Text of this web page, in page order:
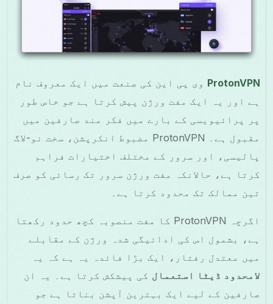
ProtonVPN وی پی این کی صنعت میں ایک معروف نام
ہے اور یہ ایک مفت ورژن پیش کرتا ہے جو خاص طور
پر پرائیویسی کے بارے میں فکر مند صارفین میں
مقبول ہے۔ ProtonVPN مضبوط انکرپشن، سخت نو-لاگ
پالیسی، اور سرور کے مختلف اختیارات فراہم
کرتا ہے، حالانکہ مفت ورژن سرور تک رسائی کو صرف
تین ممالک تک محدود کرتا ہے۔
اگرچہ ProtonVPN کا مفت منصوبہ کچھ حدود رکھتا
ہے، بشمول اس کی ادائیگی شدہ ورژن کے مقابلے
میں معتدل رفتار، ایک بڑا فائدہ یہ ہے کہ یہ
لامحدود ڈیٹا استعمال کی پیشکش کرتا ہے۔ یہ ان
صارفین کے لیے ایک بہترین آپشن بناتا ہے جو